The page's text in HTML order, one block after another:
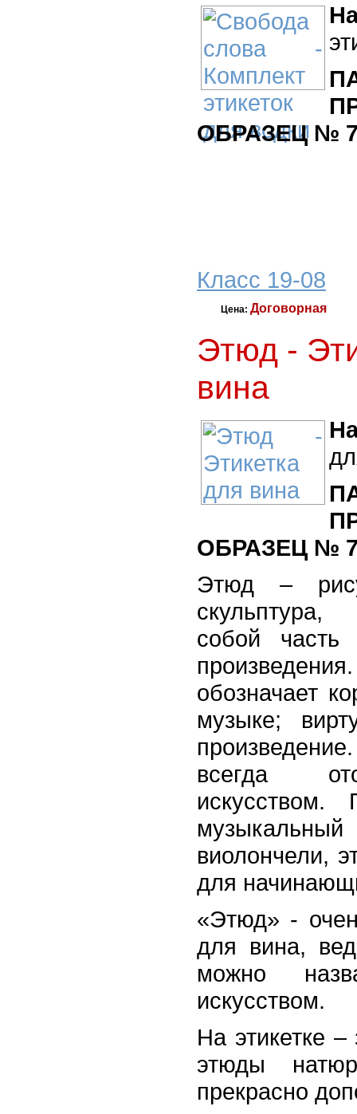
ОБРАЗЕЦ №
Класс 19-08
Цена: Договорная
Этюд -
вина
ОБРАЗЕЦ №
Этюд –
собой часть
обозначает
музыке;
всегда
искусством.
виолончели,
для
«Этюд» -
для вина,
можно
искусством.
На этикетке –
этюды
прекрасно